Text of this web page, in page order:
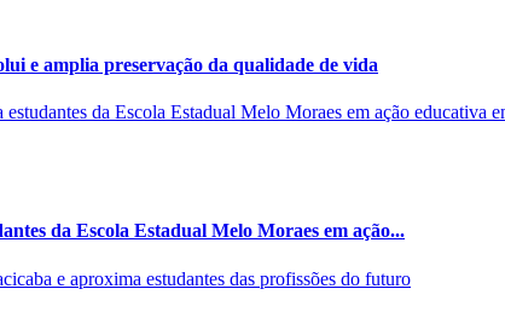
e amplia preservação da qualidade de vida
da Escola Estadual Melo Moraes em ação...